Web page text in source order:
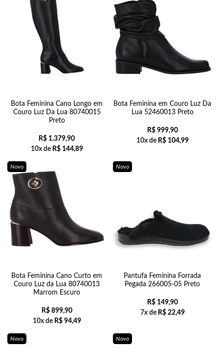
Bota Feminina Cano Longo em
Couro Luz Da Lua 80740015
Preto
R$ 1.379,90
10x de R$144,89
Bota Feminina em Couro Luz Da
Lua 52460013 Preto
R$999,90
10x de R$104,99
Novo
Bota Feminina Cano Curto em
Couro Luz da Lua 80740013
Marrom Escuro
R$899,90
10x de R$94,49
Novo
Pantufa Feminina Forrada
Pegada 266005-05 Preto
R$149,90
7x de R$22,49
Novo Novo